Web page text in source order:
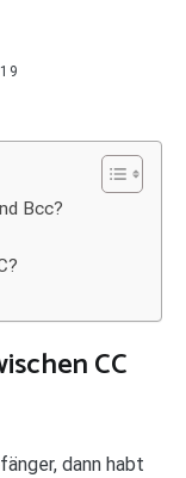
Bcc?
CC
dann habt